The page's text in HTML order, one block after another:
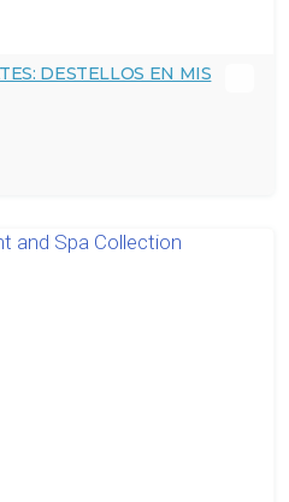
DESTELLOS EN MIS